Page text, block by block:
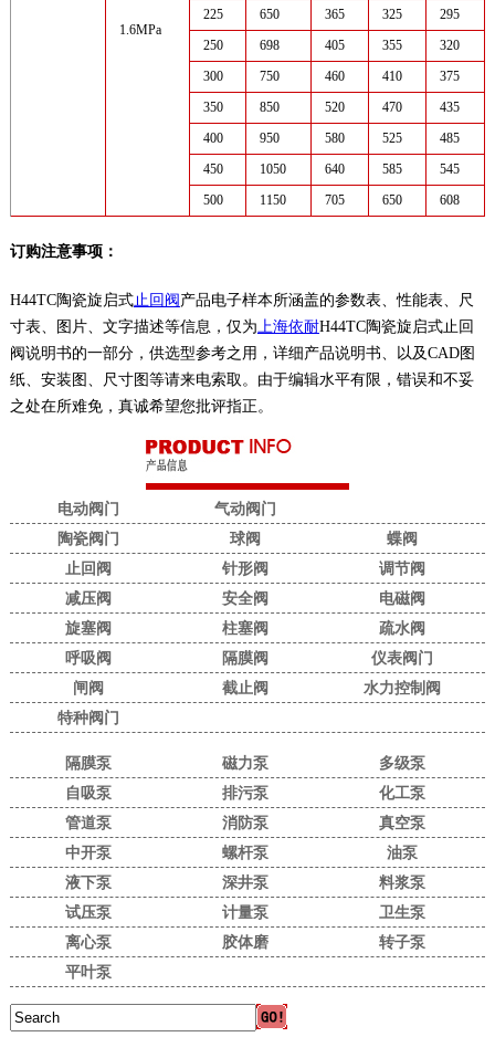
1.6MPa
225
650 365 325
295
250
698 405 355
320
300
750 460 410
375
350
850 520 470
435
400
950 580 525
485
450
1050 640 585
545
500
1150 705 650 608
订购注意事项：
H44TC陶瓷旋启式止回阀 产品电子样本所涵盖的参数表、性能表、尺
寸表、图片、文字描述等信息，仅为上海依耐H44TC陶瓷旋启式止回
阀说明书的一部分，供选型参考之用，详细产品说明书、以及CAD图
纸、安装图、尺寸图等请来电索取。由于编辑水平有限，错误和不妥
之处在所难免，真诚希望您批评指正。
电动阀门
气动阀门
陶瓷阀门
球阀
蝶阀
止回阀
针形阀
调节阀
减压阀
安全阀
电磁阀
旋塞阀
柱塞阀
疏水阀
呼吸阀
隔膜阀
仪表阀门
闸阀
截止阀
水力控制阀
特种阀门
隔膜泵 磁力泵
多级泵
自吸泵
排污泵
化工泵
管道泵
消防泵
真空泵
中开泵
螺杆泵
油泵
液下泵
深井泵
料浆泵
试压泵
计量泵
卫生泵
离心泵
胶体磨
转子泵
平叶泵